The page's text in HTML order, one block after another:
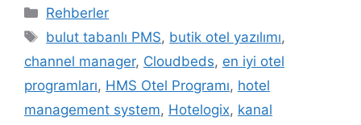
Kategoriler
Rehberler
Etiketler
bulut tabanlı PMS, butik otel yazılımı,
channel manager, Cloudbeds, en iyi otel
programları, HMS Otel Programı, hotel
management system, Hotelogix, kanal